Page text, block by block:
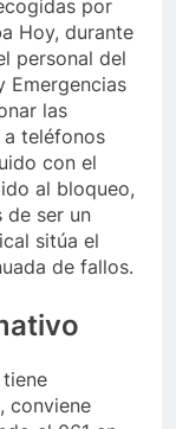
por
Hoy, durante
personal del
Emergencias
las
teléfonos
con el
al bloqueo,
de ser un
sitúa el
de fallos.
conviene